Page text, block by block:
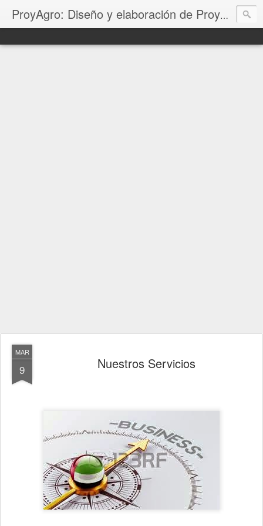
ProyAgro: Diseño y elaboración de Proyectos Productivos, Corridas Financieras, Planes de negocio
MAR
9 Nuestros Servicios